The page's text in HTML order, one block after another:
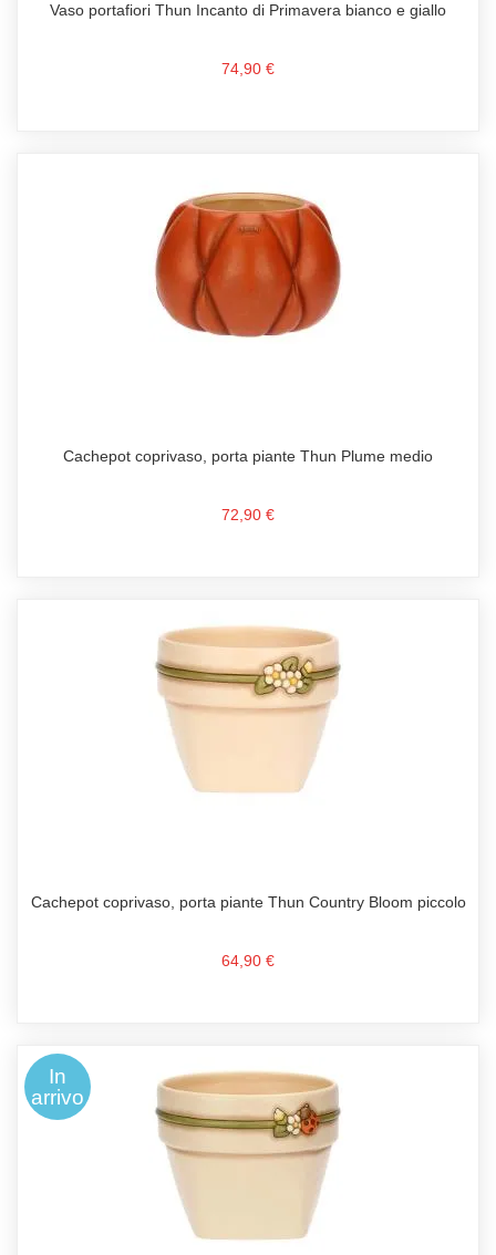
Vaso portafiori Thun Incanto di Primavera bianco e giallo
74,90 €
Cachepot coprivaso, porta piante Thun Plume medio
72,90 €
Cachepot coprivaso, porta piante Thun Country Bloom piccolo
64,90 €
In
arrivo